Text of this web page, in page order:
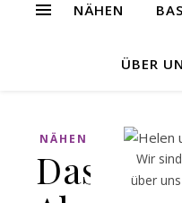
NÄHEN
ÜBER
NÄHEN
Das
Wir
über